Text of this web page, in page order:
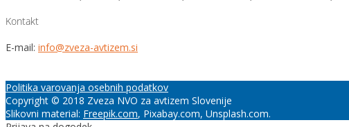
Kontakt
E-mail: info@zveza-avtizem.si
Politika varovanja osebnih podatkov
Copyright © 2018 Zveza NVO za avtizem Slovenije
Slikovni material: Freepik.com, Pixabay.com, Unsplash.com.